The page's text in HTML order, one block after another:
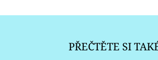
PŘEČTĚTE SI